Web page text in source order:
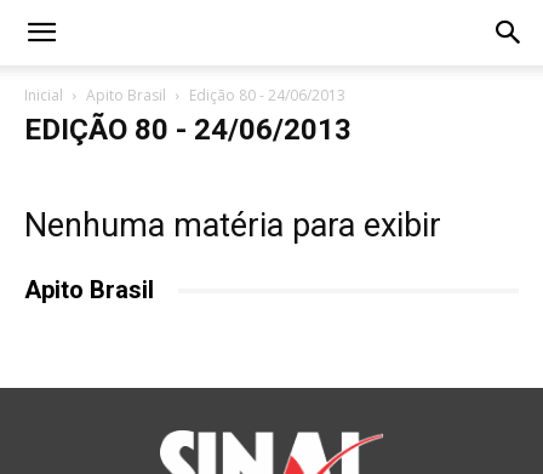
Inicial Apito Brasil Edição 80 - 24/06/2013
EDIÇÃO 80 - 24/06/2013
Nenhuma matéria para exibir
Apito Brasil